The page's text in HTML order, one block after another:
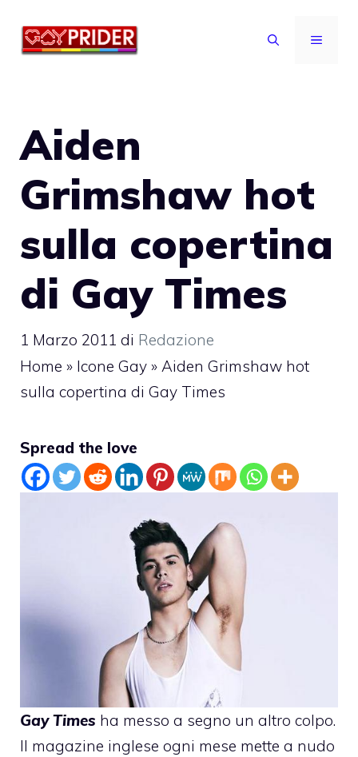
MENU
Aiden
Grimshaw hot
sulla copertina
di Gay Times
1 Marzo 2011 di Redazione
Home » Icone Gay » Aiden Grimshaw hot
sulla copertina di Gay Times
Spread the love
Gay Times ha messo a segno un altro colpo.
Il magazine inglese ogni mese mette a nudo